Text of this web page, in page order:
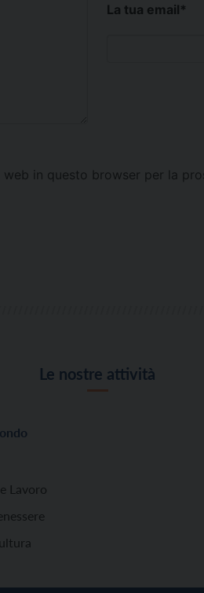
La tua email*
in questo browser per la
Le nostre attività
Lavoro